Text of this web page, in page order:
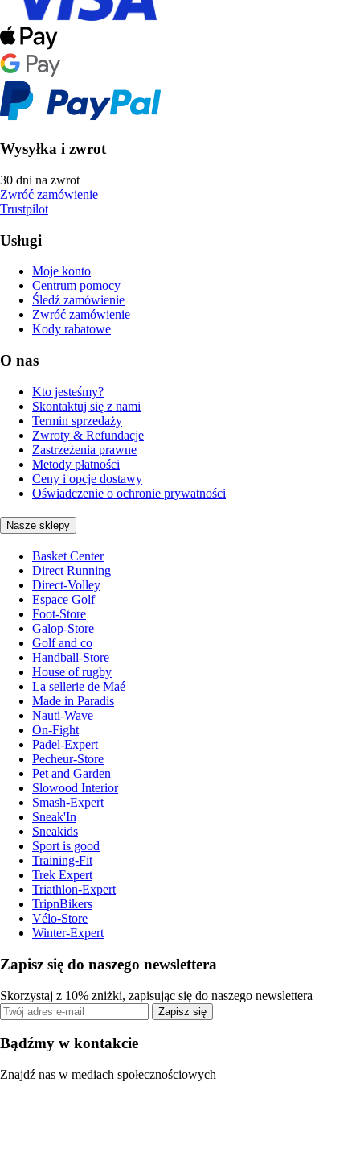
Wysyłka i zwrot
30 dni na zwrot
Zwróć zamówienie
Trustpilot
Usługi
Moje konto
Centrum pomocy
Śledź zamówienie
Zwróć zamówienie
Kody rabatowe
O nas
Kto jesteśmy?
Skontaktuj się z nami
Termin sprzedaży
Zwroty & Refundacje
Zastrzeżenia prawne
Metody płatności
Ceny i opcje dostawy
Oświadczenie o ochronie prywatności
Nasze sklepy
Basket Center
Direct Running
Direct-Volley
Espace Golf
Foot-Store
Galop-Store
Golf and co
Handball-Store
House of rugby
La sellerie de Maé
Made in Paradis
Nauti-Wave
On-Fight
Padel-Expert
Pecheur-Store
Pet and Garden
Slowood Interior
Smash-Expert
Sneak'In
Sneakids
Sport is good
Training-Fit
Trek Expert
Triathlon-Expert
TripnBikers
Vélo-Store
Winter-Expert
Zapisz się do naszego newslettera
Skorzystaj z 10% zniżki, zapisując się do naszego newslettera
Zapisz się
Bądźmy w kontakcie
Znajdź nas w mediach społecznościowych